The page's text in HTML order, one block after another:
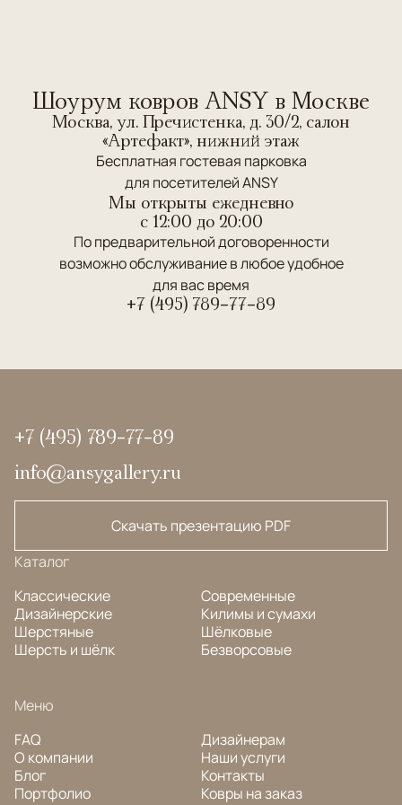
цветочные и ландшафтные мотивы с медальоном
в центре. Наиболее распространенная символика
– листья лотоса, дерево граната, изображения
дракона и иероглифы.
Материалы и стиль плетения. Китайские ткачи
используют нежнейший шелк, чистую овечью,
верблюжью или козью шерсть, синтетические и
натуральные красители
. Китайские ковры
отличает высокая узелковая плотность благодаря
использованию
асимметричного персидского узла
китайских ковров более сдержанная, нежели
турецких и персидских полотен. Доминирующими
являются различные оттенки желтого и синего
цветов. Синяя цветовая палитра характерна для
полотен ручной работы, сотканных в городе
Баотоу.
Регионы с традиционным ковроткачеством
Основными ковроткацкими регионами Китая
являются провинции Ганьсу, Нинься, Суйюа́нь,
Внутренняя Монголия. Много мастерских
ковры ручной работы из шелка
провинции Хэнань.
Шоурум ковров ANSY в Москве
Москва, ул. Пречистенка, д. 30/2, салон
«Артефакт», нижний этаж
Бесплатная гостевая парковка
для посетителей ANSY
Мы открыты ежедневно
c 12:00 до 20:00
По предварительной договоренности
возможно обслуживание в любое удобное
для вас время
+7 (495) 789-77-89
+7 (495) 789-77-89
info@ansygallery.ru
Скачать презентацию PDF
Каталог
Классические
Дизайнерские
Шерстяные
Шерсть и шёлк
Современные
Килимы и сумахи
Шёлковые
Безворсовые
Меню
FAQ
О компании
Блог
Портфолио
Дизайнерам
Наши услуги
Контакты
Ковры на заказ